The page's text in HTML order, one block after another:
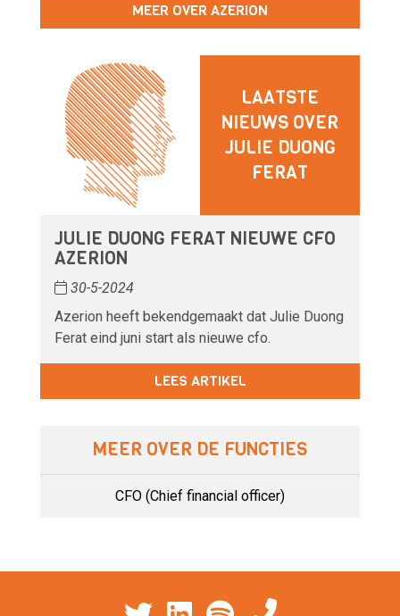
MEER OVER AZERION
LAATSTE
NIEUWS OVER
JULIE DUONG
FERAT
JULIE DUONG FERAT NIEUWE CFO
AZERION
30-5-2024
Azerion heeft bekendgemaakt dat Julie Duong
Ferat eind juni start als nieuwe cfo.
LEES ARTIKEL
MEER OVER DE FUNCTIES
CFO (Chief financial officer)